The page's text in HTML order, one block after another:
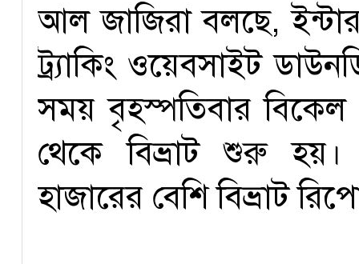
আল জাজিরা বলছে,
ট্র্যাকিং ওয়েবসাইট
সময় বৃহস্পতিবার
থেকে বিভ্রাট শুরু হয়।
হাজারের বেশি বিভ্রাট